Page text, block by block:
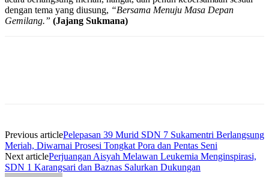
dengan tema yang diusung, “Bersama Menuju Masa Depan
Gemilang.” (Jajang Sukmana)
Previous articlePelepasan 39 Murid SDN 7 Sukamentri Berlangsung
Meriah, Diwarnai Prosesi Tongkat Pora dan Pentas Seni
Next articlePerjuangan Aisyah Melawan Leukemia Menginspirasi,
SDN 1 Karangsari dan Baznas Salurkan Dukungan